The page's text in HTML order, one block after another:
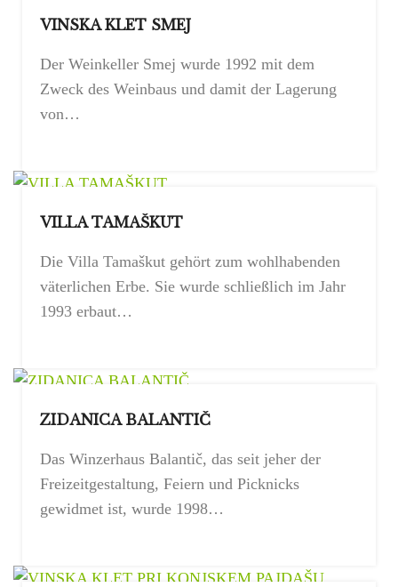
VINSKA KLET SMEJ
Der Weinkeller Smej wurde 1992 mit dem
Zweck des Weinbaus und damit der Lagerung
von…
VILLA TAMAŠKUT
Die Villa Tamaškut gehört zum wohlhabenden
väterlichen Erbe. Sie wurde schließlich im Jahr
1993 erbaut…
ZIDANICA BALANTIČ
Das Winzerhaus Balantič, das seit jeher der
Freizeitgestaltung, Feiern und Picknicks
gewidmet ist, wurde 1998…